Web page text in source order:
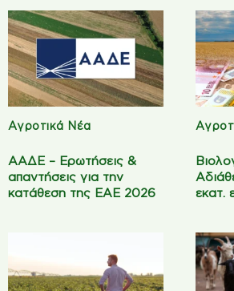
Αγροτικά Νέα
ΑΑΔΕ – Ερωτήσεις &
απαντήσεις για την
κατάθεση της ΕΑΕ 2026
εκατ.